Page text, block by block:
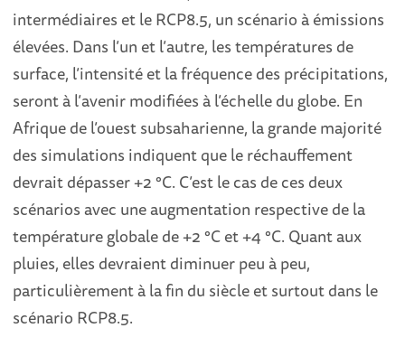
intermédiaires et le RCP8.5, un scénario à émissions
élevées. Dans l’un et l’autre, les températures de
surface, l’intensité et la fréquence des précipitations,
seront à l’avenir modifiées à l’échelle du globe. En
Afrique de l’ouest subsaharienne, la grande majorité
des simulations indiquent que le réchauffement
devrait dépasser +2 °C. C’est le cas de ces deux
scénarios avec une augmentation respective de la
température globale de +2 °C et +4 °C. Quant aux
pluies, elles devraient diminuer peu à peu,
particulièrement à la fin du siècle et surtout dans le
scénario RCP8.5.